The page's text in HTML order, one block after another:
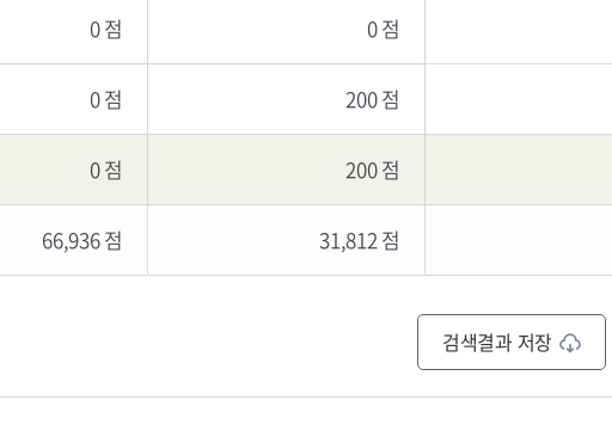
0 점 0 점
0 점 200 점
0 점 200 점
66,936 점 31,812 점
검색결과 저장